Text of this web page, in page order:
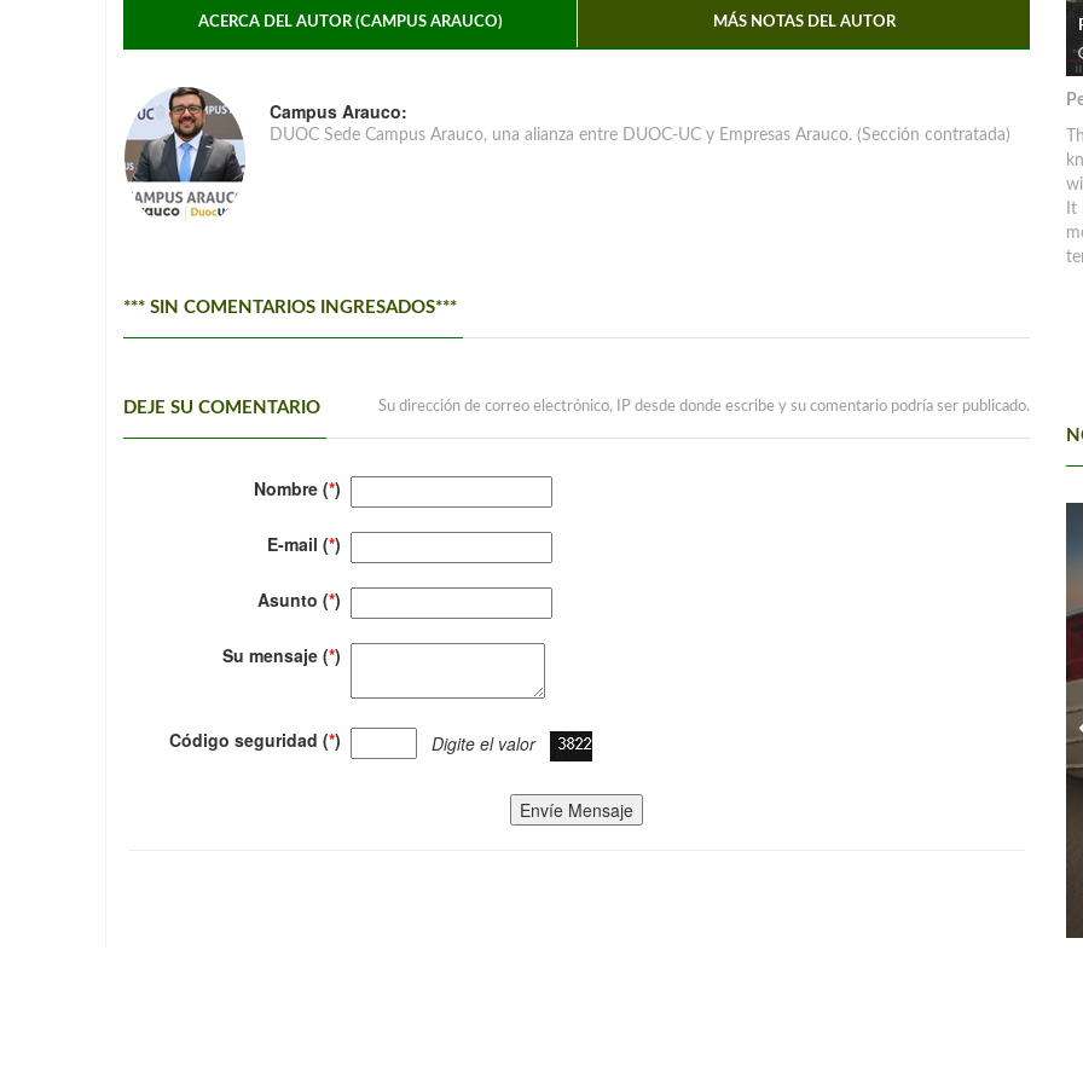
ACERCA DEL AUTOR (CAMPUS ARAUCO) MÁS NOTAS DEL AUTOR
Campus Arauco:
DUOC Sede Campus Arauco, una alianza entre DUOC-UC y Empresas Arauco. (Sección contratada)
*** SIN COMENTARIOS INGRESADOS***
DEJE SU COMENTARIO Su dirección de correo electrónico, IP desde donde escribe y su comentario podría ser publicado.
Nombre (*)
E-mail (*)
Asunto (*)
Su mensaje (*)
Código seguridad (*) Digite el valor
Envíe Mensaje
It